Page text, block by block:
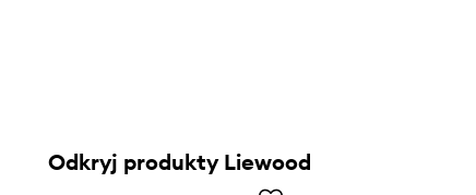
Odkryj produkty Liewood